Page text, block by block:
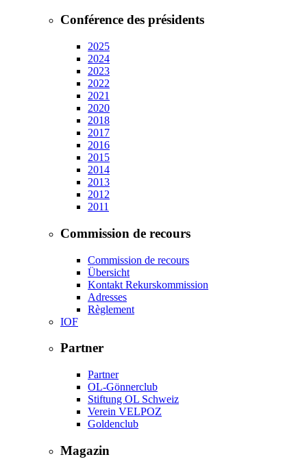
Conférence des présidents
2025
2024
2023
2022
2021
2020
2018
2017
2016
2015
2014
2013
2012
2011
Commission de recours
Commission de recours
Übersicht
Kontakt Rekurskommission
Adresses
Règlement
IOF
Partner
Partner
OL-Gönnerclub
Stiftung OL Schweiz
Verein VELPOZ
Goldenclub
Magazin